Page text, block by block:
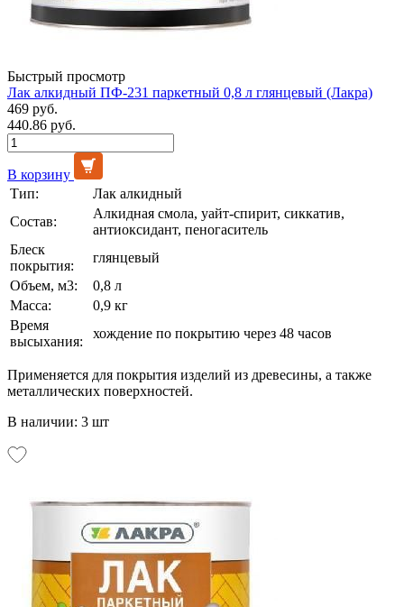
Быстрый просмотр
Лак алкидный ПФ-231 паркетный 0,8 л глянцевый (Лакра)
469 руб.
440.86 руб.
В корзину
Тип:
Лак алкидный
Состав:
Алкидная смола, уайт-спирит, сиккатив,
антиоксидант, пеногаситель
Блеск
покрытия:
глянцевый
Объем, м3:
0,8 л
Масса:
0,9 кг
Время
высыхания:
хождение по покрытию через 48 часов
Применяется для покрытия изделий из древесины, а также
металлических поверхностей.
В наличии: 3 шт